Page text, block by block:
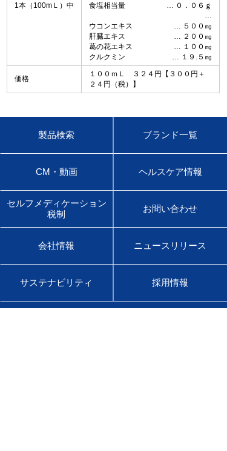
1本（100mＬ）中
食塩相当量
０．０６ｇ
ウコンエキス
５００㎎
肝臓エキス
２００㎎
葛の花エキス
１００㎎
クルクミン
１９.５㎎
価格
１００ｍＬ ３２４円【３００円＋
２４円（税）】
製品検索 ブランド一覧
CM・動画 ヘルスケア情報
セルフメディケーション
税制
お問い合わせ
会社情報 ニュースリリース
サステナビリティ 採用情報